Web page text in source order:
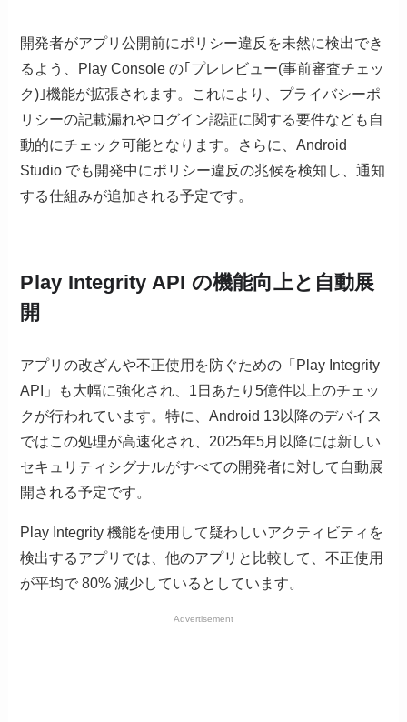
開発者がアプリ公開前にポリシー違反を未然に検出でき
るよう、Play Console の｢プレレビュー(事前審査チェッ
ク)｣機能が拡張されます。これにより、プライバシーポ
リシーの記載漏れやログイン認証に関する要件なども自
動的にチェック可能となります。さらに、Android
Studio でも開発中にポリシー違反の兆候を検知し、通知
する仕組みが追加される予定です。
Play Integrity API の機能向上と自動展
開
アプリの改ざんや不正使用を防ぐための「Play Integrity
API」も大幅に強化され、1日あたり5億件以上のチェッ
クが行われています。特に、Android 13以降のデバイス
ではこの処理が高速化され、2025年5月以降には新しい
セキュリティシグナルがすべての開発者に対して自動展
開される予定です。
Play Integrity 機能を使用して疑わしいアクティビティを
検出するアプリでは、他のアプリと比較して、不正使用
が平均で 80% 減少しているとしています。
Advertisement